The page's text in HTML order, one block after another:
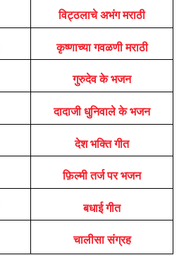
विट्ठलाचे अभंग मराठी
कृष्णाच्या गवळणी मराठी
गुरुदेव के भजन
दादाजी धुनिवाले के भजन
देश भक्ति गीत
फ़िल्मी तर्ज पर भजन
बधाई गीत
चालीसा संग्रह